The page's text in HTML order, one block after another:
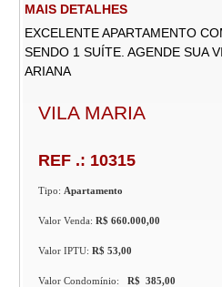
MAIS DETALHES
EXCELENTE APARTAMENTO
SENDO 1 SUÍTE. AGENDE SUA
ARIANA
VILA MARIA
REF .: 10315
Tipo: Apartamento
Valor Venda:R$ 660.000,00
Valor IPTU:R$ 53,00
Valor Condomínio: R$ 385,00